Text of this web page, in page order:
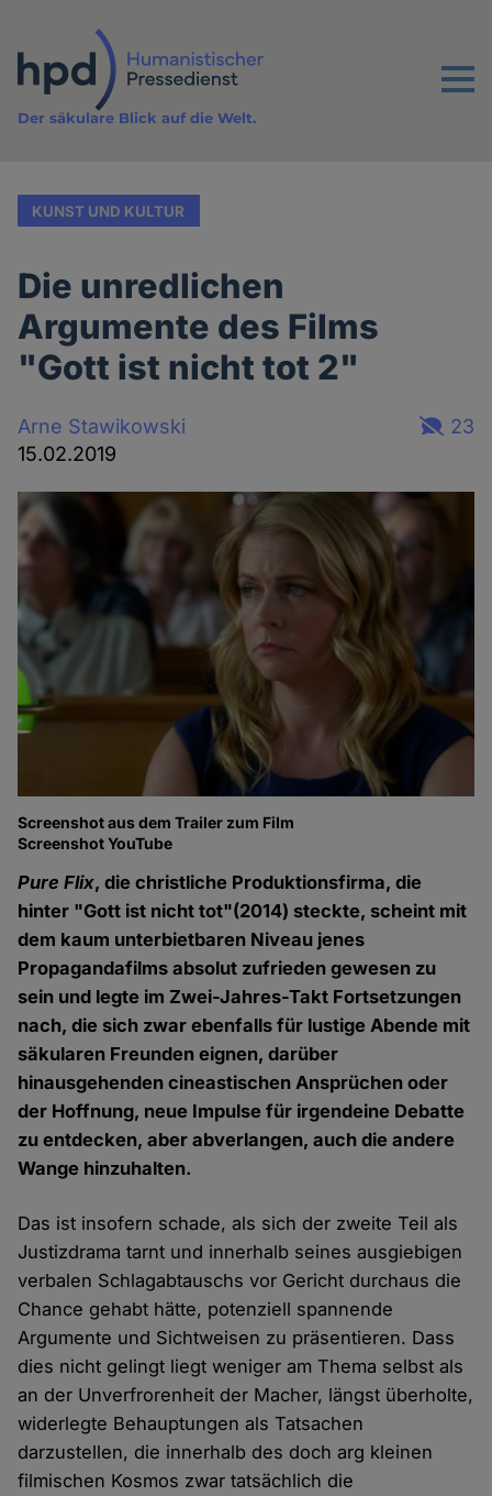
Inhalt
Menu
Der säkulare Blick auf die Welt.
KUNST UND KULTUR
Die unredlichen
Argumente des Films
"Gott ist nicht tot 2"
Arne Stawikowski
15.02.2019
23
Screenshot aus dem Trailer zum Film
Screenshot YouTube
Pure Flix, die christliche Produktionsfirma, die
hinter "Gott ist nicht tot"(2014) steckte, scheint mit
dem kaum unterbietbaren Niveau jenes
Propagandafilms absolut zufrieden gewesen zu
sein und legte im Zwei-Jahres-Takt Fortsetzungen
nach, die sich zwar ebenfalls für lustige Abende mit
säkularen Freunden eignen, darüber
hinausgehenden cineastischen Ansprüchen oder
der Hoffnung, neue Impulse für irgendeine Debatte
zu entdecken, aber abverlangen, auch die andere
Wange hinzuhalten.
Das ist insofern schade, als sich der zweite Teil als
Justizdrama tarnt und innerhalb seines ausgiebigen
verbalen Schlagabtauschs vor Gericht durchaus die
Chance gehabt hätte, potenziell spannende
Argumente und Sichtweisen zu präsentieren. Dass
dies nicht gelingt liegt weniger am Thema selbst als
an der Unverfrorenheit der Macher, längst überholte,
widerlegte Behauptungen als Tatsachen
darzustellen, die innerhalb des doch arg kleinen
filmischen Kosmos zwar tatsächlich die